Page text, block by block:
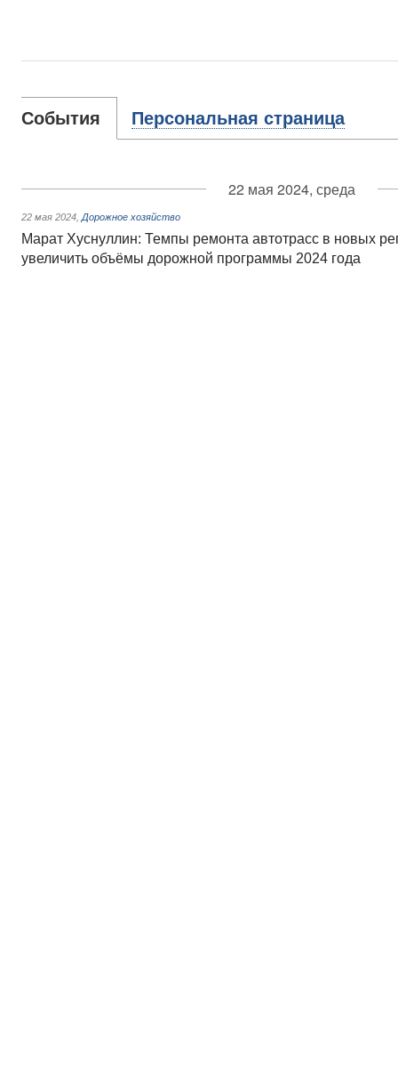
События Персональная страница
22 мая 2024, среда
22 мая 2024 Дорожное хозяйство
Марат Хуснуллин: Темпы ремонта автотрасс в новых
увеличить объёмы дорожной программы 2024 года